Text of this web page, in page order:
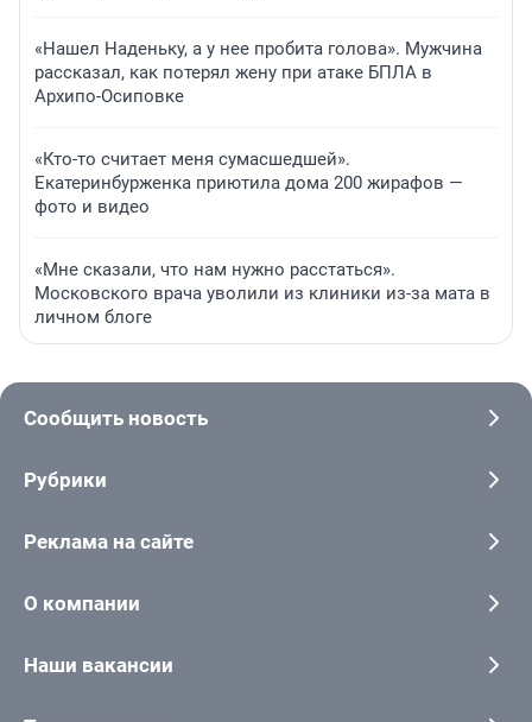
«Нашел Наденьку, а у нее пробита голова». Мужчина
рассказал, как потерял жену при атаке БПЛА в
Архипо-Осиповке
«Кто-то считает меня сумасшедшей».
Екатеринбурженка приютила дома 200 жирафов —
фото и видео
«Мне сказали, что нам нужно расстаться».
Московского врача уволили из клиники из-за мата в
личном блоге
Сообщить новость
Рубрики
Реклама на сайте
О компании
Наши вакансии